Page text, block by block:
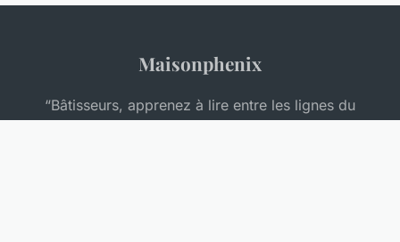
Maisonphenix
“Bâtisseurs, apprenez à lire entre les lignes du